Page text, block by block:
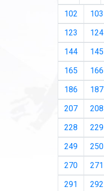
102
103
123
124
144
145
165
166
186
187
207
208
228
229
249
250
270
271
291
292